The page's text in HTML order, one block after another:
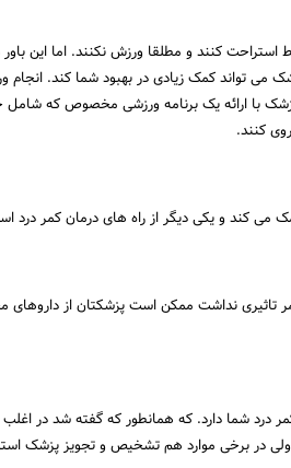
استراحت کنند و مطلقا ورزش نکنند. اما این
تواند کمک زیادی در بهبود شما کند. انجام
با ارائه یک برنامه ورزشی مخصوص که شامل
کنند.
می کند و یکی دیگر از راه های درمان کمر درد
تاثیری نداشت ممکن است پزشکتان از
شما دارد. که همانطور که گفته شد در اغلب
در برخی موارد هم تشخیص و تجویز پزشک